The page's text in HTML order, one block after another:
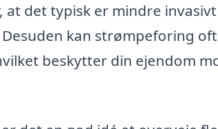
det typisk er mindre
kan strømpeforing
beskytter din ejendom